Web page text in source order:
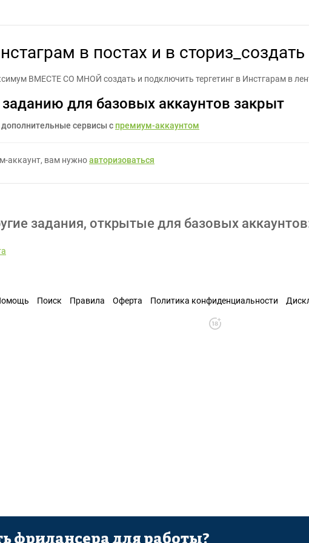
в постах и в
ВМЕСТЕ СО МНОЙ создать и подключить тергетинг в Инстгарам в
для базовых аккаунтов закрыт
сервисы с премиум-аккаунтом
аккаунт, вам нужноавторизоваться
задания, открытые для базовых
Поиск Правила Оферта Политика конфиденциальности
фрилансера для работы?